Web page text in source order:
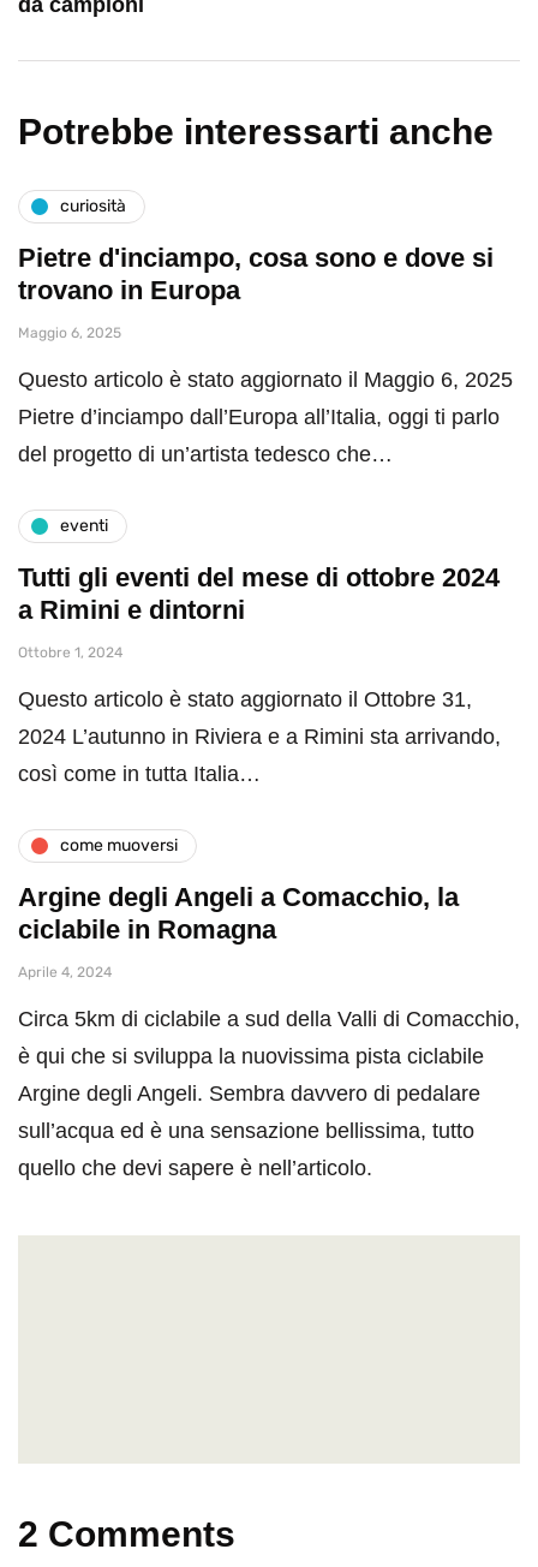
Potrebbe interessarti anche
curiosità
Pietre d'inciampo, cosa sono e dove si
trovano in Europa
Maggio 6, 2025
Questo articolo è stato aggiornato il Maggio 6, 2025
Pietre d’inciampo dall’Europa all’Italia, oggi ti parlo
del progetto di un’artista tedesco che…
eventi
Tutti gli eventi del mese di ottobre 2024
a Rimini e dintorni
Ottobre 1, 2024
Questo articolo è stato aggiornato il Ottobre 31,
2024 L’autunno in Riviera e a Rimini sta arrivando,
così come in tutta Italia…
come muoversi
Argine degli Angeli a Comacchio, la
ciclabile in Romagna
Aprile 4, 2024
Circa 5km di ciclabile a sud della Valli di Comacchio,
è qui che si sviluppa la nuovissima pista ciclabile
Argine degli Angeli. Sembra davvero di pedalare
sull’acqua ed è una sensazione bellissima, tutto
quello che devi sapere è nell’articolo.
2 Comments